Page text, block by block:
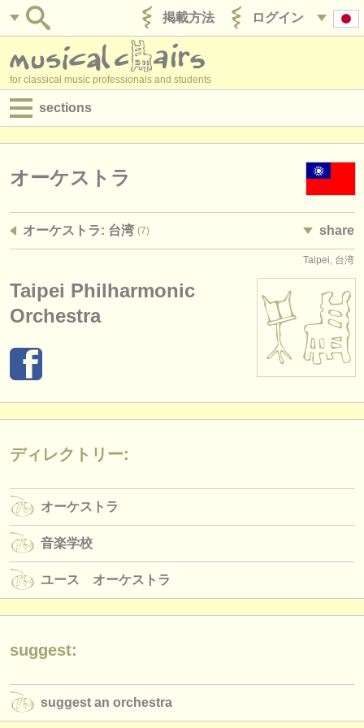
ログイン
掲載方法
for classical music professionals and students
sections
求人情報 (演奏関係の職)
求人情報 (管理者関連の職)
講習会
コンクール
楽器の販売
盗まれた楽器
ディレクトリー:
音楽学校
ユース オーケストラ
musicalchairs:
musicalchairsについて
クラシック音楽ニュース
オーケストラ
オーケストラ: 台湾 (7) share
Taipei, 台湾
Taipei Philharmonic
Orchestra
ディレクトリー:
オーケストラ
音楽学校
ユース オーケストラ
suggest:
suggest an orchestra